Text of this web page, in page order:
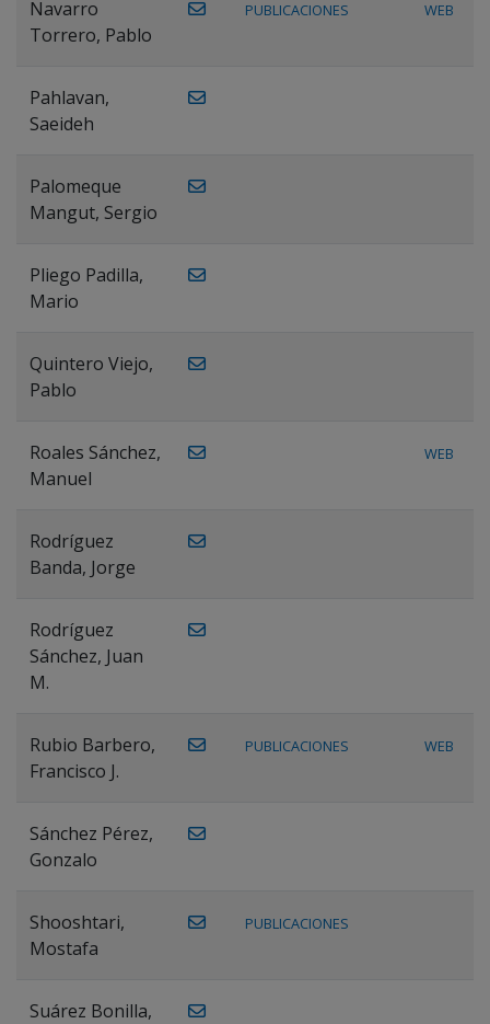
Navarro
Torrero, Pablo
PUBLICACIONES WEB
Pahlavan,
Saeideh
Palomeque
Mangut, Sergio
Pliego Padilla,
Mario
Quintero Viejo,
Pablo
Roales Sánchez,
Manuel
WEB
Rodríguez
Banda, Jorge
Rodríguez
Sánchez, Juan
M.
Rubio Barbero,
Francisco J.
PUBLICACIONES WEB
Sánchez Pérez,
Gonzalo
Shooshtari,
Mostafa
PUBLICACIONES
Suárez Bonilla,